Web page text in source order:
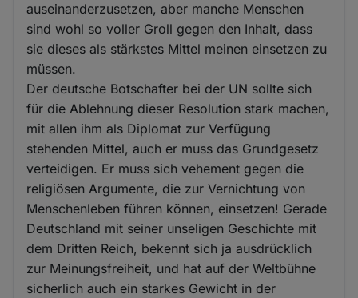
auseinanderzusetzen, aber manche Menschen
sind wohl so voller Groll gegen den Inhalt, dass
sie dieses als stärkstes Mittel meinen einsetzen zu
müssen.
Der deutsche Botschafter bei der UN sollte sich
für die Ablehnung dieser Resolution stark machen,
mit allen ihm als Diplomat zur Verfügung
stehenden Mittel, auch er muss das Grundgesetz
verteidigen. Er muss sich vehement gegen die
religiösen Argumente, die zur Vernichtung von
Menschenleben führen können, einsetzen! Gerade
Deutschland mit seiner unseligen Geschichte mit
dem Dritten Reich, bekennt sich ja ausdrücklich
zur Meinungsfreiheit, und hat auf der Weltbühne
sicherlich auch ein starkes Gewicht in der